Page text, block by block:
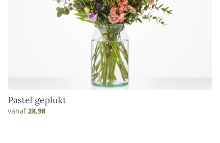
Pastel geplukt
vanaf28,98